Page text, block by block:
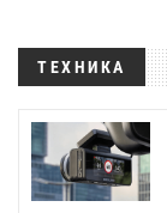
ТЕХНИКА